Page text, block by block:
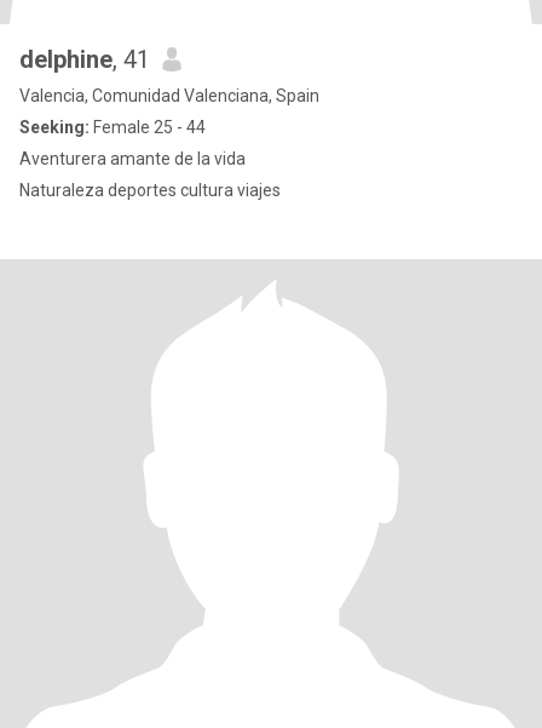
delphine, 41
Valencia, Comunidad Valenciana, Spain
Seeking: Female 25 - 44
Aventurera amante de la vida
Naturaleza deportes cultura viajes